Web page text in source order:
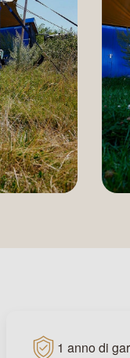
1 anno di